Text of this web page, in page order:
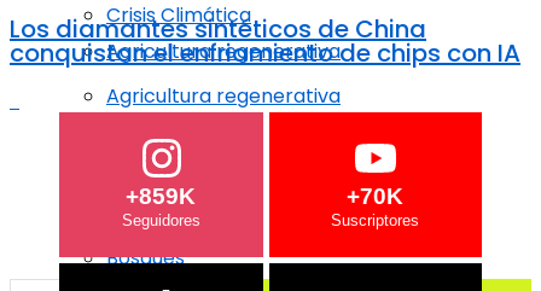
Agricultura regenerativa
Océanos
Bosques
Crisis Climática
Agricultura regenerativa
Océanos
Bosques
Los diamantes sintéticos de China
conquistan el enfriamiento de chips con IA
+859K +70K